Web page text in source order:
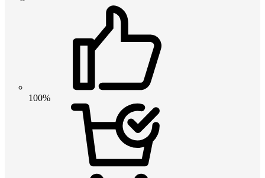
100%